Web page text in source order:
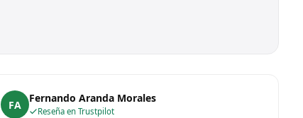
FA Fernando Aranda Morales
Reseña en Trustpilot